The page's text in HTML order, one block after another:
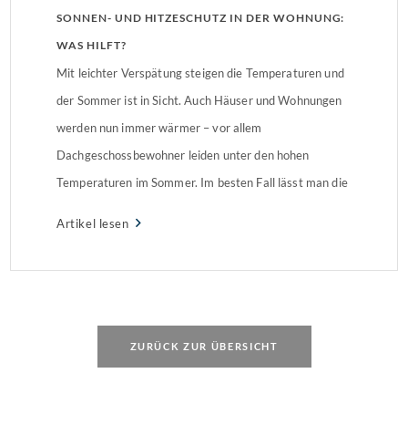
SONNEN- UND HITZESCHUTZ IN DER WOHNUNG:
WAS HILFT?
Mit leichter Verspätung steigen die Temperaturen und
der Sommer ist in Sicht. Auch Häuser und Wohnungen
werden nun immer wärmer – vor allem
Dachgeschossbewohner leiden unter den hohen
Temperaturen im Sommer. Im besten Fall lässt man die
Artikel lesen
ZURÜCK ZUR ÜBERSICHT